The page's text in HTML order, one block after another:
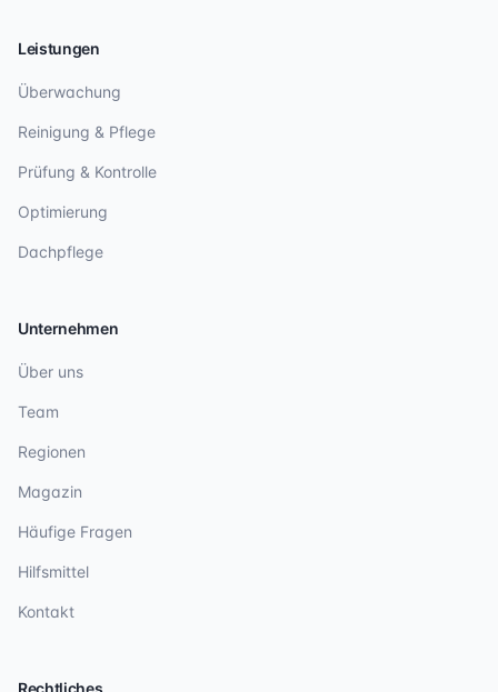
Leistungen
Überwachung
Reinigung & Pflege
Prüfung & Kontrolle
Optimierung
Dachpflege
Unternehmen
Über uns
Team
Regionen
Magazin
Häufige Fragen
Hilfsmittel
Kontakt
Rechtliches